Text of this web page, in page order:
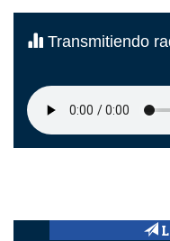
Transmitiendo